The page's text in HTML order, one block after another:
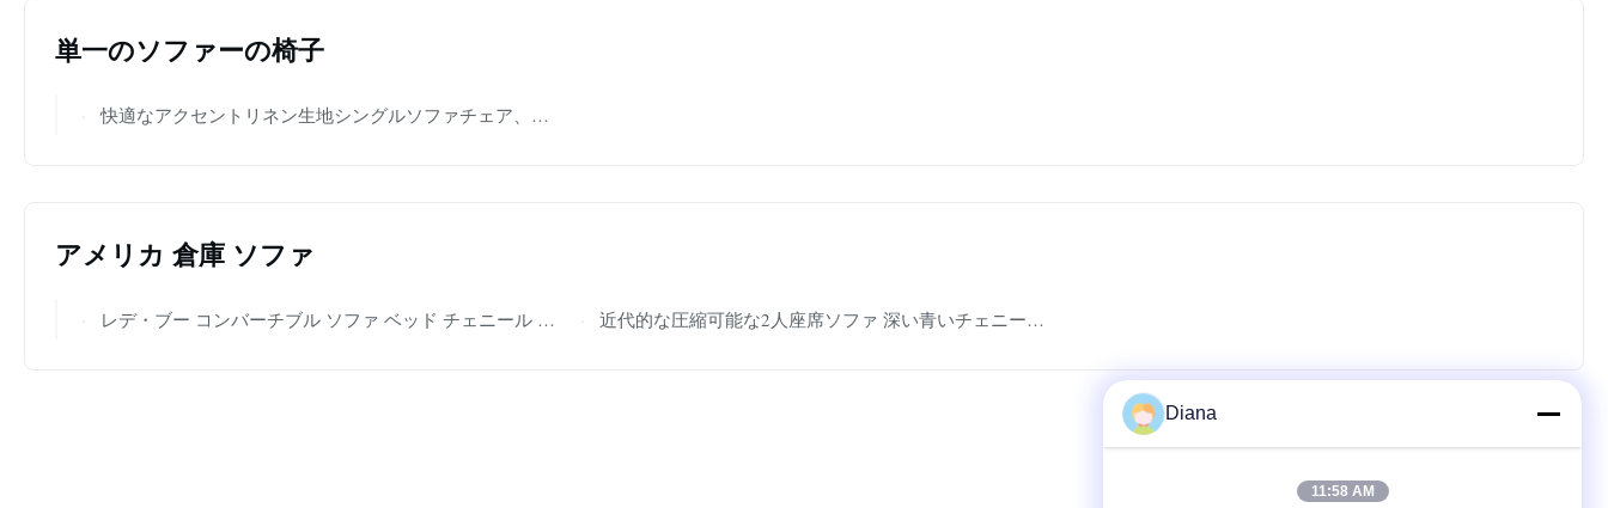
単一のソファーの椅子
快適なアクセントリネン生地シングルソファチェア、寝室での読書用
アメリカ 倉庫 ソファ
レデ・ブー コンバーチブル ソファ ベッド チェニール 織物 固体 鋼筋 フレーム 狭い 空間 用 高密度 泡 近代的な圧縮可能な2人座席ソファ 深い青いチェニール面料 モジュール型 小部屋用
Diana
11:58 AM